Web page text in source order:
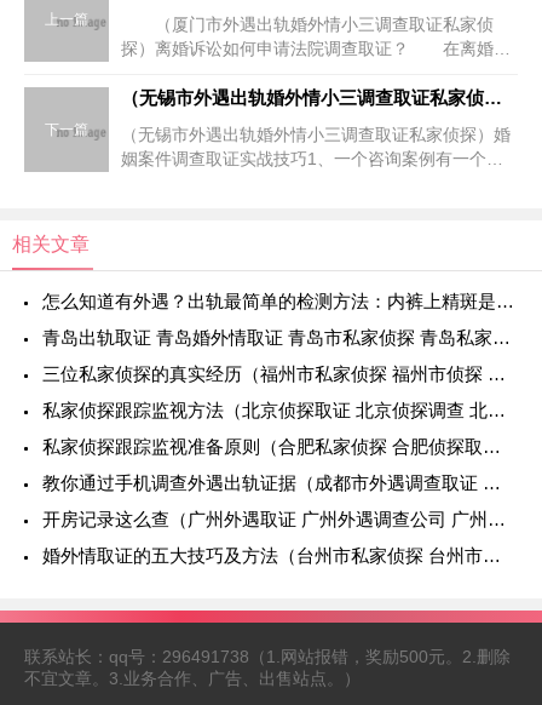
上一篇
（厦门市外遇出轨婚外情小三调查取证私家侦
探）离婚诉讼如何申请法院调查取证？ 在离婚案
诉讼如何申请法院调查取证?当事人向法院申请调查
下一篇
（无锡市外遇出轨婚外情小三调查取证私家侦探）婚姻案件调查取证实战技巧
（无锡市外遇出轨婚外情小三调查取证私家侦探）婚
姻案件调查取证实战技巧1、一个咨询案例有一个姑
相关文章
怎么知道有外遇？出轨最简单的检测方法：内裤上精斑是证据
青岛出轨取证 青岛婚外情取证 青岛市私家侦探 青岛私家侦探 青岛侦探
三位私家侦探的真实经历（福州市私家侦探 福州市侦探 福州侦探取证 福州侦探调查）
私家侦探跟踪监视方法（北京侦探取证 北京侦探调查 北京侦探调查取证）
私家侦探跟踪监视准备原则（合肥私家侦探 合肥侦探取证）
教你通过手机调查外遇出轨证据（成都市外遇调查取证 成都外遇调查取证公司）
开房记录这么查（广州外遇取证 广州外遇调查公司 广州外遇调查取证）
婚外情取证的五大技巧及方法（台州市私家侦探 台州市小三调查）
联系站长：qq号：296491738（1.网站报错，奖励500元。2.删除
不宜文章。3.业务合作、广告、出售站点。）